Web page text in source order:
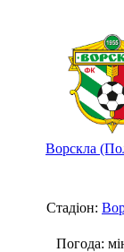
Ворскла
Стадіон:
Погода: